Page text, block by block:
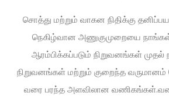
சொத்து மற்றும் வாகன நிதிக்கு
நெகிழ்வான அணுகுமுறையை
ஆரம்பிக்கப்படும் நிறுவனங்கள் முதல்
நிறுவனங்கள் மற்றும் குறைந்த
வரை பரந்த அளவிலான